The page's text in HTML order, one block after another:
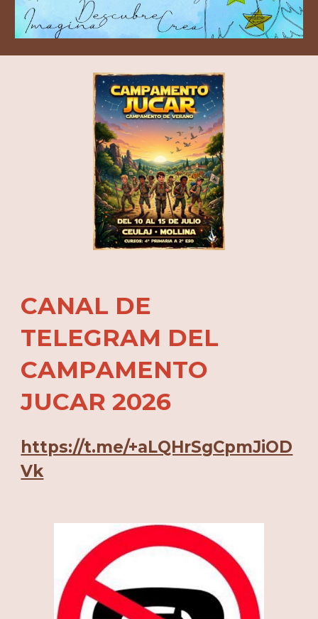
CANAL DE
TELEGRAM DEL
CAMPAMENTO
JUCAR 2026
https://t.me/+aLQHrSgCpmJiOD
Vk